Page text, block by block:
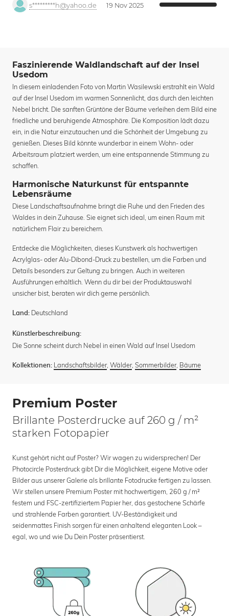
s*********h@yahoo.de 19 Nov 2025
Faszinierende Waldlandschaft auf der Insel
Usedom
In diesem einladenden Foto von Martin Wasilewski erstrahlt ein Wald
auf der Insel Usedom im warmen Sonnenlicht, das durch den leichten
Nebel bricht. Die sanften Grüntöne der Bäume verleihen dem Bild eine
friedliche und beruhigende Atmosphäre. Die Komposition lädt dazu
ein, in die Natur einzutauchen und die Schönheit der Umgebung zu
genießen. Dieses Bild könnte wunderbar in einem Wohn- oder
Arbeitsraum platziert werden, um eine entspannende Stimmung zu
schaffen.
Harmonische Naturkunst für entspannte
Lebensräume
Diese Landschaftsaufnahme bringt die Ruhe und den Frieden des
Waldes in dein Zuhause. Sie eignet sich ideal, um einen Raum mit
natürlichem Flair zu bereichern.
Entdecke die Möglichkeiten, dieses Kunstwerk als hochwertigen
Acrylglas- oder Alu-Dibond-Druck zu bestellen, um die Farben und
Details besonders zur Geltung zu bringen. Auch in weiteren
Ausführungen erhältlich. Wenn du dir bei der Produktauswahl
unsicher bist, beraten wir dich gerne persönlich.
Land: Deutschland
Künstlerbeschreibung:
Die Sonne scheint durch Nebel in einen Wald auf Insel Usedom
Kollektionen: Landschaftsbilder, Wälder, Sommerbilder, Bäume
Premium Poster
Brillante Posterdrucke auf 260 g / m²
starken Fotopapier
Kunst gehört nicht auf Poster? Wir wagen zu widersprechen! Der
Photocircle Posterdruck gibt Dir die Möglichkeit, eigene Motive oder
Bilder aus unserer Galerie als brillante Fotodrucke fertigen zu lassen.
Wir stellen unsere Premium Poster mit hochwertigem, 260 g / m²
festem und FSC-zertifiziertem Papier her, das gestochene Schärfe
und strahlende Farben garantiert. UV-Beständigkeit und
seidenmattes Finish sorgen für einen anhaltend eleganten Look –
egal, wo und wie Du Dein Poster präsentierst.